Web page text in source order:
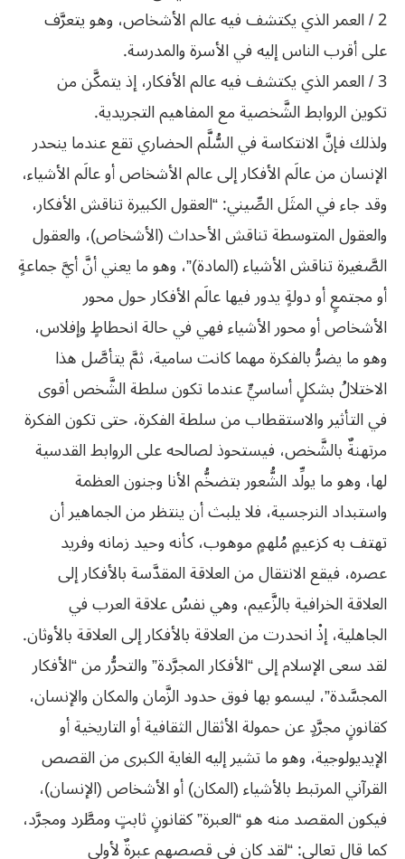
2 / العمر الذي يكتشف فيه عالم الأشخاص، وهو يتعرَّف
على أقرب الناس إليه في الأسرة والمدرسة.
3 / العمر الذي يكتشف فيه عالم الأفكار، إذ يتمكَّن من
تكوين الروابط الشَّخصية مع المفاهيم التجريدية.
ولذلك فإنَّ الانتكاسة في السُّلَّم الحضاري تقع عندما ينحدر
الإنسان من عالَم الأفكار إلى عالم الأشخاص أو عالَم الأشياء،
وقد جاء في المثَل الصِّيني: “العقول الكبيرة تناقش الأفكار،
والعقول المتوسطة تناقش الأحداث (الأشخاص)، والعقول
الصَّغيرة تناقش الأشياء (المادة)”، وهو ما يعني أنَّ أيَّ جماعةٍ
أو مجتمعٍ أو دولةٍ يدور فيها عالَم الأفكار حول محور
الأشخاص أو محور الأشياء فهي في حالة انحطاطٍ وإفلاس،
وهو ما يضرُّ بالفكرة مهما كانت سامية، ثمَّ يتأصَّل هذا
الاختلالُ بشكلٍ أساسيٍّ عندما تكون سلطة الشَّخص أقوى
في التأثير والاستقطاب من سلطة الفكرة، حتى تكون الفكرة
مرتهنةٌ بالشَّخص، فيستحوذ لصالحه على الروابط القدسية
لها، وهو ما يولِّد الشُّعور بتضخُّم الأنا وجنون العظمة
واستبداد النرجسية، فلا يلبث أن ينتظر من الجماهير أن
تهتف به كزعيمٍ مُلهمٍ موهوب، كأنه وحيد زمانه وفريد
عصره، فيقع الانتقال من العلاقة المقدَّسة بالأفكار إلى
العلاقة الخرافية بالزَّعيم، وهي نفسُ علاقة العرب في
الجاهلية، إذْ انحدرت من العلاقة بالأفكار إلى العلاقة بالأوثان.
لقد سعى الإسلام إلى “الأفكار المجرَّدة” والتحرُّر من “الأفكار
المجسَّدة”، ليسمو بها فوق حدود الزَّمان والمكان والإنسان،
كقانونٍ مجرَّدٍ عن حمولة الأثقال الثقافية أو التاريخية أو
الإيديولوجية، وهو ما تشير إليه الغاية الكبرى من القصص
القرآني المرتبط بالأشياء (المكان) أو الأشخاص (الإنسان)،
فيكون المقصد منه هو “العبرة” كقانونٍ ثابتٍ ومطَّرد ومجرَّد،
كما قال تعالى: “لقد كان في قصصهم عبرةٌ لأولي